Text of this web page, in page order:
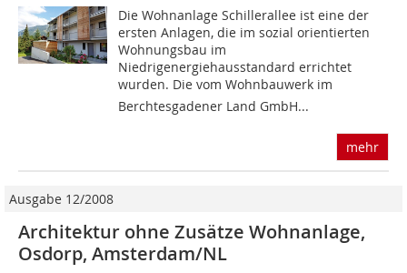
Die Wohnanlage Schillerallee ist eine der
ersten Anlagen, die im sozial orientierten
Wohnungsbau im
Niedrigenergiehausstandard errichtet
wurden. Die vom Wohnbauwerk im
Berchtesgadener Land GmbH...
mehr
Ausgabe 12/2008
Architektur ohne Zusätze Wohnanlage,
Osdorp, Amsterdam/NL